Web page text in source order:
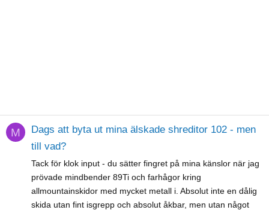
M
Dags att byta ut mina älskade shreditor 102 - men
till vad?
Tack för klok input - du sätter fingret på mina känslor när jag
prövade mindbender 89Ti och farhågor kring
allmountainskidor med mycket metall i. Absolut inte en dålig
skida utan fint isgrepp och absolut åkbar, men utan något